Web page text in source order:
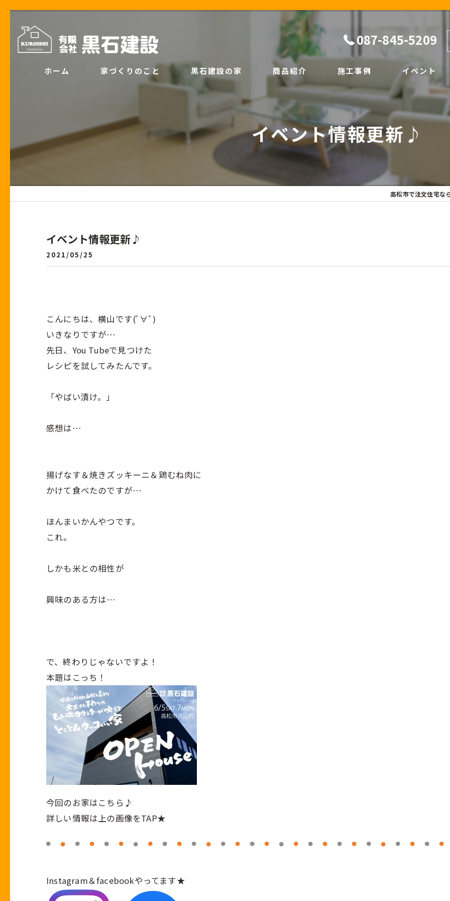
087-845-5209
ホーム 家づくりのこと
家づくりで大事な「お金の話」
黒石建設の家
パッシブデザイン
ZEH
安心の保証
商品紹介
natural
SIMPLE NOTE
施工事例 イベント
家づくり塾
イベント情報更新♪
高松市で注文住宅な
イベント情報更新♪
2021/05/25
こんにちは、横山です(ﾟ∀ﾟ)
いきなりですが…
先日、You Tubeで見つけた
レシピを試してみたんです。
「やばい漬け。」
感想は…
揚げなす＆焼きズッキーニ＆鶏むね肉に
かけて食べたのですが…
ほんまいかんやつです。
これ。
しかも米との相性が
興味のある方は…
で、終わりじゃないですよ！
本題はこっち！
今回のお家はこちら♪
詳しい情報は上の画像をTAP★
Instagram＆facebookやってます★